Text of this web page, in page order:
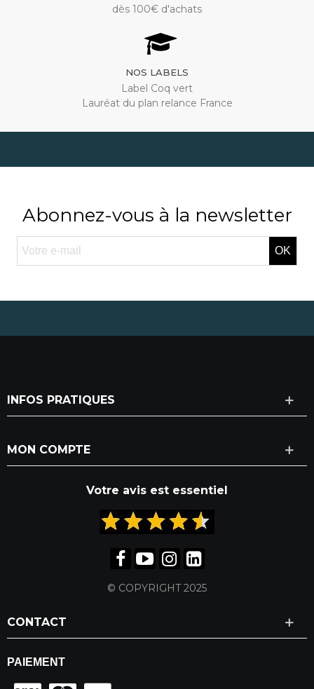
dès 100€ d'achats
NOS LABELS
Label Coq vert
Lauréat du plan relance France
Abonnez-vous à la newsletter
OK
INFOS PRATIQUES
MON COMPTE
Votre avis est essentiel
© COPYRIGHT 2025
CONTACT
PAIEMENT